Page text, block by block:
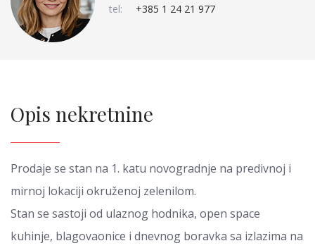
tel:
+385 1 24 21 977
Opis nekretnine
Prodaje se stan na 1. katu novogradnje na predivnoj i
mirnoj lokaciji okruženoj zelenilom.
Stan se sastoji od ulaznog hodnika, open space
kuhinje, blagovaonice i dnevnog boravka sa izlazima na